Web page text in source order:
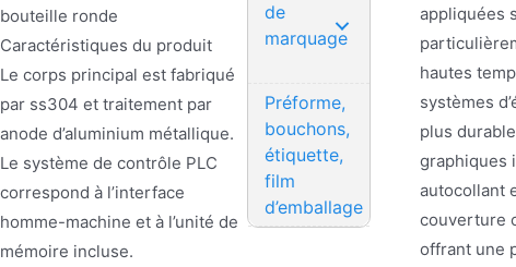
bouteille ronde
Caractéristiques du produit
Le corps principal est fabriqué
par ss304 et traitement par
anode d’aluminium métallique.
Le système de contrôle PLC
correspond à l’interface
homme-machine et à l’unité de
mémoire incluse.
de
marquage
Préforme,
bouchons,
étiquette,
film
d’emballage
appliquées
hautes
systèmes
plus
graphiques
autocollant
couverture
offrant une